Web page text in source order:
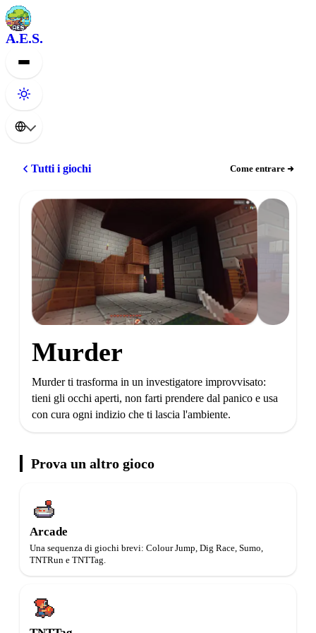
A.E.S.
Tutti i giochi Come entrare
Murder
Murder ti trasforma in un investigatore improvvisato:
tieni gli occhi aperti, non farti prendere dal panico e usa
con cura ogni indizio che ti lascia l'ambiente.
Prova un altro gioco
Arcade
Una sequenza di giochi brevi: Colour Jump, Dig Race, Sumo,
TNTRun e TNTTag.